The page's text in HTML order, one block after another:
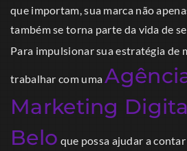
que importam, sua marca não
também se torna parte da vida de
Para impulsionar sua estratégia de
trabalhar com uma
Marketing
Belo que possa ajudar a